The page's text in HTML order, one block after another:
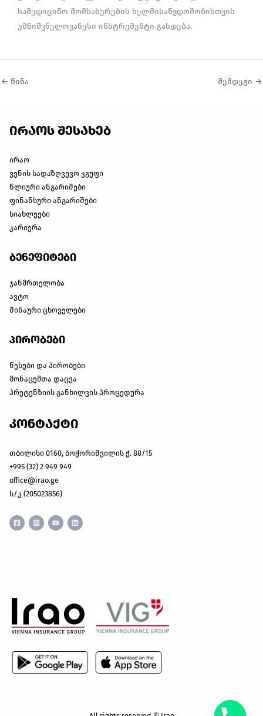
სამედიცინო მომსახურების ხელმისაწვდომობისთვის
უმნიშვნელოვანესი ინსტრუმენტი გახდება.
← წინა შემდეგი →
ირაოს შესახებ
ირაო
ვენის სადაზღვევო ჯგუფი
წლიური ანგარიშები
ფინანსური ანგარიშები
სიახლეები
კარიერა
ბენეფიტები
ჯანმრთელობა
ავტო
შინაური ცხოველები
პირობები
წესები და პირობები
მონაცემთა დაცვა
პრეტენზიის განხილვის პროცედურა
კონტაქტი
თბილისი 0160, ბოჭორიშვილის ქ. 88/15
+995 (32) 2 949 949
office@irao.ge
ს/კ (205023856)